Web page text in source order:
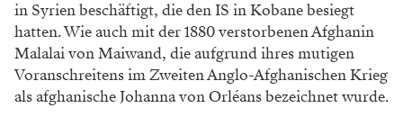
in Syrien beschäftigt, die den IS in Kobane besiegt
hatten. Wie auch mit der 1880 verstorbenen Afghanin
Malalai von Maiwand, die aufgrund ihres mutigen
Voranschreitens im Zweiten Anglo-Afghanischen Krieg
als afghanische Johanna von Orléans bezeichnet wurde.